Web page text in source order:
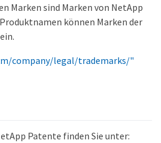
Marken sind Marken von NetApp
können Marken der
company/legal/trademarks/"
Patente finden Sie unter: